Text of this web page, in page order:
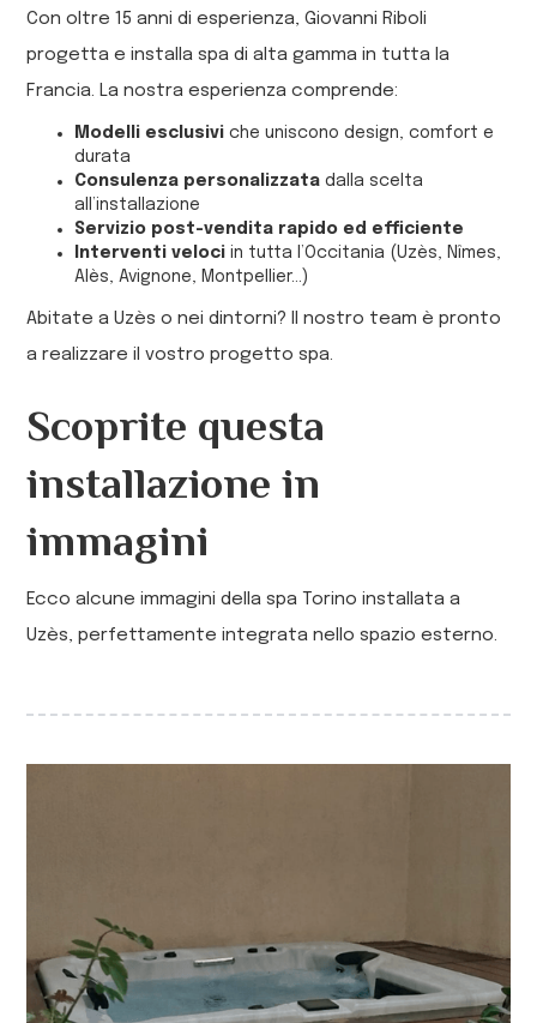
Con oltre 15 anni di esperienza, Giovanni Riboli
progetta e installa spa di alta gamma in tutta la
Francia. La nostra esperienza comprende:
Modelli esclusivi che uniscono design, comfort e
durata
Consulenza personalizzata dalla scelta
all’installazione
Servizio post-vendita rapido ed efficiente
Interventi veloci in tutta l’Occitania (Uzès, Nîmes,
Alès, Avignone, Montpellier…)
Abitate a Uzès o nei dintorni? Il nostro team è pronto
a realizzare il vostro progetto spa.
Scoprite questa
installazione in
immagini
Ecco alcune immagini della spa Torino installata a
Uzès, perfettamente integrata nello spazio esterno.